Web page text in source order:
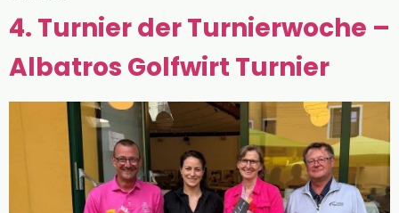
4. Turnier der Turnierwoche –
Albatros Golfwirt Turnier